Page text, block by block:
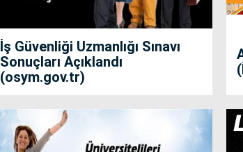
İş Güvenliği Uzmanlığı Sınavı
Sonuçları Açıklandı
(osym.gov.tr)